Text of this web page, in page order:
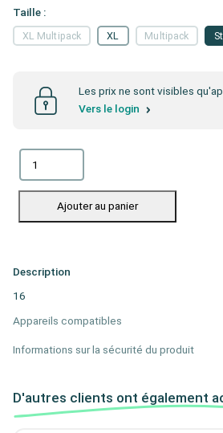
Taille :
XL
XL Multipack Multipack
Les prix ne sont visibles
Vers le login
Ajouter au panier
Description
16
Appareils compatibles
Informations sur la sécurité du produit
D'autres clients ont également